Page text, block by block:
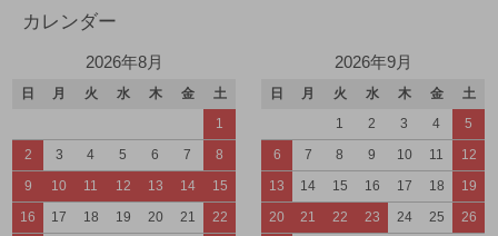
カレンダー
2026年8月
日 月 火 水 木 金
土
1
2
3 4 5 6 7
8
9
10 11 12 13 14
15
16
17 18 19 20 21
22
2026年9月
日 月 火 水 木 金
土
1
2 3 4
5
6
7 8 9 10 11
12
13
14 15 16 17 18
19
20
21 22 23 24 25
26